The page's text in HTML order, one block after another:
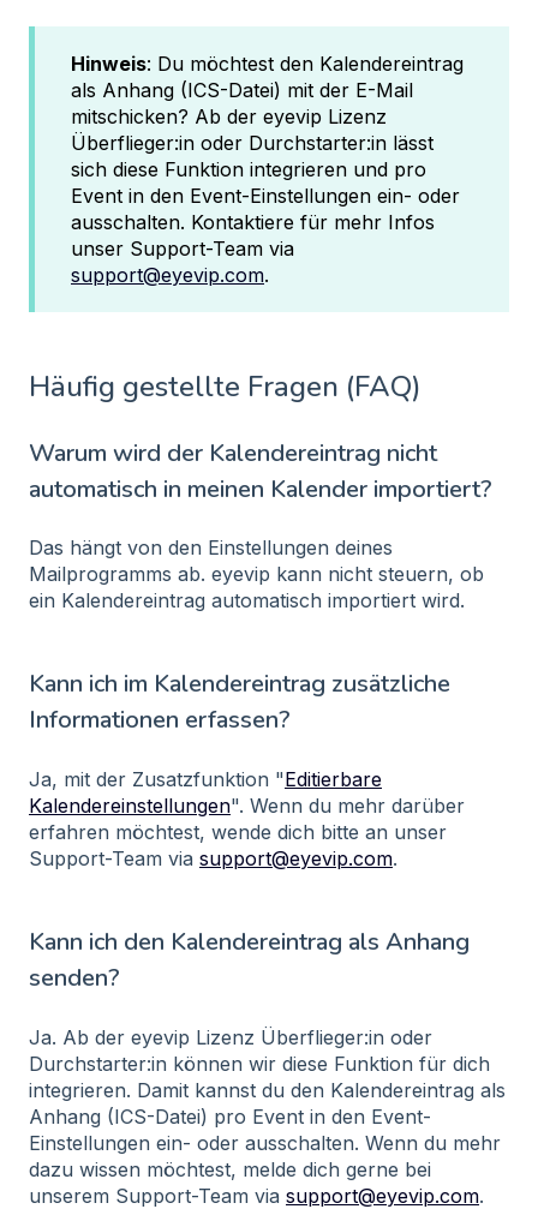
Hinweis: Du möchtest den Kalendereintrag
als Anhang (ICS-Datei) mit der E-Mail
mitschicken? Ab der eyevip Lizenz
Überflieger:in oder Durchstarter:in lässt
sich diese Funktion integrieren und pro
Event in den Event-Einstellungen ein- oder
ausschalten. Kontaktiere für mehr Infos
unser Support-Team via
support@eyevip.com.
Häufig gestellte Fragen (FAQ)
Warum wird der Kalendereintrag nicht
automatisch in meinen Kalender importiert?
Das hängt von den Einstellungen deines
Mailprogramms ab. eyevip kann nicht steuern, ob
ein Kalendereintrag automatisch importiert wird.
Kann ich im Kalendereintrag zusätzliche
Informationen erfassen?
Ja, mit der Zusatzfunktion "Editierbare
Kalendereinstellungen". Wenn du mehr darüber
erfahren möchtest, wende dich bitte an unser
Support-Team via support@eyevip.com.
Kann ich den Kalendereintrag als Anhang
senden?
Ja. Ab der eyevip Lizenz Überflieger:in oder
Durchstarter:in können wir diese Funktion für dich
integrieren. Damit kannst du den Kalendereintrag als
Anhang (ICS-Datei) pro Event in den Event-
Einstellungen ein- oder ausschalten. Wenn du mehr
dazu wissen möchtest, melde dich gerne bei
unserem Support-Team via support@eyevip.com.